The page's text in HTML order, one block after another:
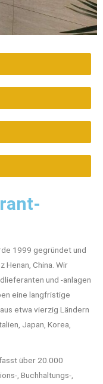
1999 gegründet und
China. Wir
und -anlagen
eine langfristige
etwa vierzig Ländern
Japan, Korea,
über 20.000
, Buchhaltungs-,